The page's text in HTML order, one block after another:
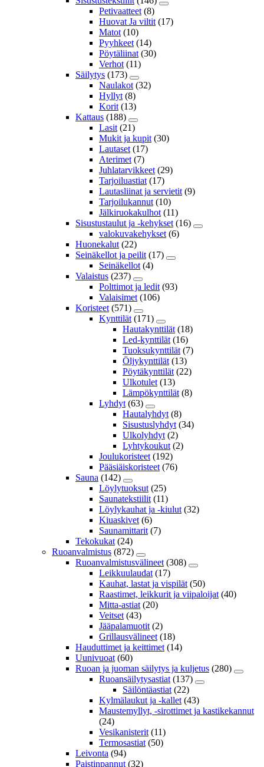
Petivaatteet (8)
Huovat Ja viltit (17)
Matot (10)
Pyyhkeet (14)
Pöytäliinat (30)
Verhot (11)
Säilytys (173)
Naulakot (32)
Hyllyt (8)
Korit (13)
Kattaus (188)
Lasit (21)
Mukit ja kupit (30)
Lautaset (17)
Aterimet (7)
Juhlatarvikkeet (29)
Tarjoiluastiat (17)
Lautasliinat ja servietit (9)
Tarjoilukannut (10)
Jälkiruokakulhot (11)
Sisustustaulut ja -kehykset (16)
valokuvakehykset (6)
Huonekalut (22)
Seinäkellot ja peilit (17)
Seinäkellot (4)
Valaistus (237)
Polttimot ja ledit (93)
Valaisimet (106)
Koristeet (571)
Kynttilät (171)
Hautakynttilät (18)
Led-kynttilät (16)
Tuoksukynttilät (7)
Öljykynttilät (13)
Pöytäkynttilät (22)
Ulkotulet (13)
Lämpökynttilät (8)
Lyhdyt (63)
Hautalyhdyt (8)
Sisustuslyhdyt (34)
Ulkolyhdyt (2)
Lyhtykoukut (2)
Joulukoristeet (192)
Pääsiäiskoristeet (76)
Sauna (142)
Löylytuoksut (25)
Saunatekstiilit (11)
Löylykauhat ja -kiulut (32)
Kiuaskivet (6)
Saunamittarit (7)
Tekokukat (24)
Ruoanvalmistus (872)
Ruoanvalmistusvälineet (308)
Leikkuulaudat (17)
Kauhat, lastat ja vispilät (50)
Raastimet, leikkurit ja viipaloijat (40)
Mitta-astiat (20)
Veitset (43)
Jääpalamuotit (2)
Grillausvälineet (18)
Hauduttimet ja keittimet (14)
Uunivuoat (60)
Ruoan ja juoman säilytys ja kuljetus (280)
Ruoansäilytysastiat (137)
Säilöntäastiat (22)
Kylmälaukut ja -kallet (43)
Maustemyllyt, -sirottimet ja kastikekannut
(24)
Vesikanisterit (11)
Termosastiat (50)
Leivonta (94)
Paistinpannut (32)